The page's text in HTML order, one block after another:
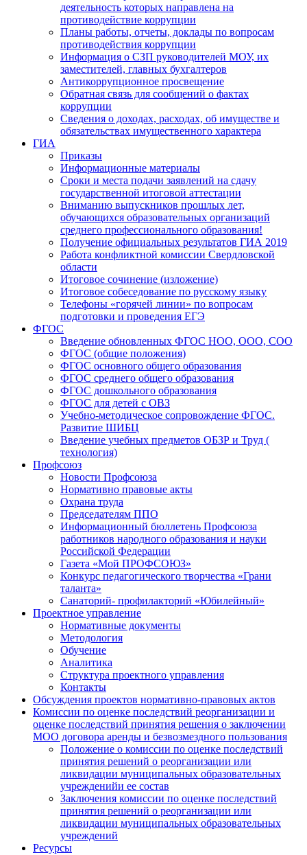
деятельность которых направлена на
противодействие коррупции
Планы работы, отчеты, доклады по вопросам
противодействия коррупции
Информация о СЗП руководителей МОУ, их
заместителей, главных бухгалтеров
Антикоррупционное просвещение
Обратная связь для сообщений о фактах
коррупции
Сведения о доходах, расходах, об имуществе и
обязательствах имущественного характера
ГИА
Приказы
Информационные материалы
Сроки и места подачи заявлений на сдачу
государственной итоговой аттестации
Вниманию выпускников прошлых лет,
обучающихся образовательных организаций
среднего профессионального образования!
Получение официальных результатов ГИА 2019
Работа конфликтной комиссии Свердловской
области
Итоговое сочинение (изложение)
Итоговое собеседование по русскому языку
Телефоны «горячей линии» по вопросам
подготовки и проведения ЕГЭ
ФГОС
Введение обновленных ФГОС НОО, ООО, СОО
ФГОС (общие положения)
ФГОС основного общего образования
ФГОС среднего общего образования
ФГОС дошкольного образования
ФГОС для детей с ОВЗ
Учебно-методическое сопровождение ФГОС.
Развитие ШИБЦ
Введение учебных предметов ОБЗР и Труд (
технология)
Профсоюз
Новости Профсоюза
Нормативно правовые акты
Охрана труда
Председателям ППО
Информационный бюллетень Профсоюза
работников народного образования и науки
Российской Федерации
Газета «Мой ПРОФСОЮЗ»
Конкурс педагогического творчества «Грани
таланта»
Санаторий- профилакторий «Юбилейный»
Проектное управление
Нормативные документы
Методология
Обучение
Аналитика
Структура проектного управления
Контакты
Обсуждения проектов нормативно-правовых актов
Комиссии по оценке последствий реорганизации и
оценке последствий принятия решения о заключении
МОО договора аренды и безвозмездного пользования
Положение о комиссии по оценке последствий
принятия решений о реорганизации или
ликвидации муниципальных образовательных
учрежденийи ее состав
Заключения комиссии по оценке последствий
принятия решений о реорганизации или
ликвидации муниципальных образовательных
учреждений
Ресурсы